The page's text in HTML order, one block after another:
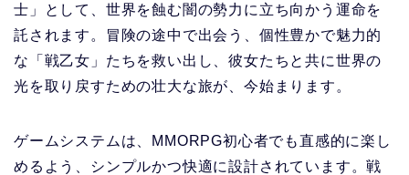
士」として、世界を蝕む闇の勢力に立ち向かう運命を
託されます。冒険の途中で出会う、個性豊かで魅力的
な「戦乙女」たちを救い出し、彼女たちと共に世界の
光を取り戻すための壮大な旅が、今始まります。
ゲームシステムは、MMORPG初心者でも直感的に楽し
めるよう、シンプルかつ快適に設計されています。戦